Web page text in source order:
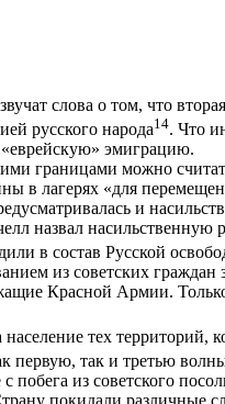
слова о том, что
русского народа14. Что
эмиграцию.
границами можно
в лагерях «для
и
назвал
в состав Русской
из советских граждан
Красной Армии.
тех
первую, так и третью
побега из советского
покидали различные